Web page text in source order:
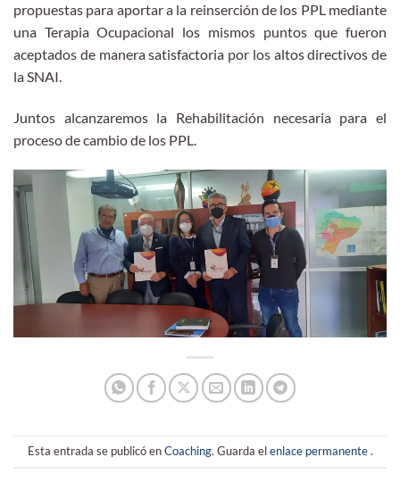
propuestas para aportar a la reinserción de los PPL mediante
una Terapia Ocupacional los mismos puntos que fueron
aceptados de manera satisfactoria por los altos directivos de
la SNAI.
Juntos alcanzaremos la Rehabilitación necesaria para el
proceso de cambio de los PPL.
Esta entrada se publicó enCoaching. Guarda elenlace permanente.